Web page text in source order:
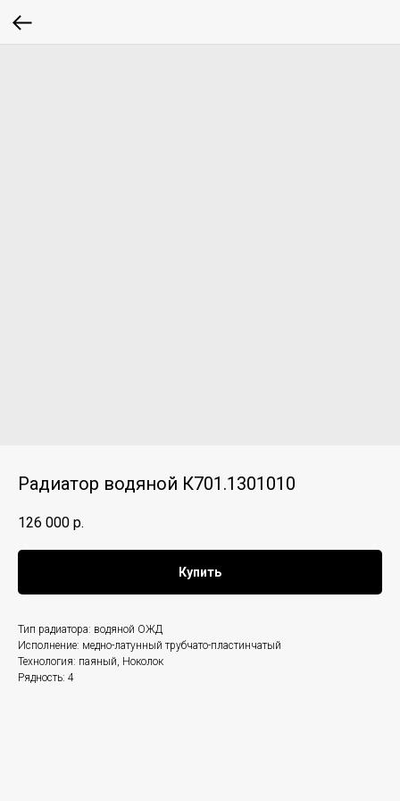
Радиатор водяной К701.1301010
126 000 р.
Купить
Тип радиатора: водяной ОЖД
Исполнение: медно-латунный трубчато-пластинчатый
Технология: паяный, Ноколок
Рядность: 4